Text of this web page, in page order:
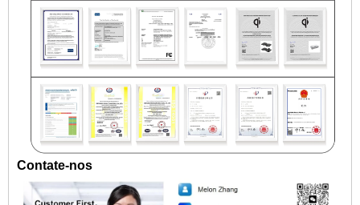
Contate-nos